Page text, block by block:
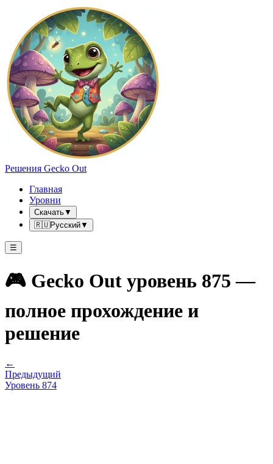
Решения Gecko Out
Главная
Уровни
Скачать▼
🇷🇺Русский▼
☰
🎮 Gecko Out уровень 875 —
полное прохождение и
решение
←
Предыдущий
Уровень 874